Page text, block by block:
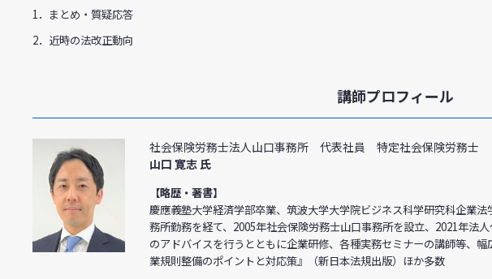
1．まとめ・質疑応答
2．近時の法改正動向
講師プロフィール
社会保険労務士法人山口事務所 代表社員 特定社会保険労務士
山口 寛志 氏
【略歴・著書】
慶應義塾大学経済学部卒業、筑波大学大学院ビジネス科学研究科企業
務所勤務を経て、2005年社会保険労務士山口事務所を設立、2021年法
のアドバイスを行うとともに企業研修、各種実務セミナーの講師等、
業規則整備のポイントと対応策』（新日本法規出版）ほか多数